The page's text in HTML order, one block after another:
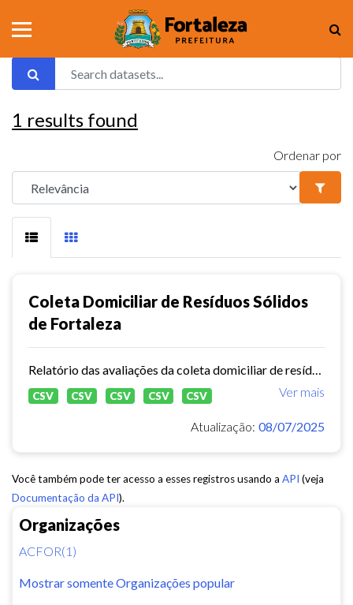
Organizações
ACFOR(1)
Mostrar somente Organizações popular
1 results found
Ordenar por
Coleta Domiciliar de Resíduos Sólidos
de Fortaleza
Ver mais
CSV CSV CSV CSV CSV
Atualização: 08/07/2025
Você também pode ter acesso a esses registros usando a API (veja
Documentação da API).